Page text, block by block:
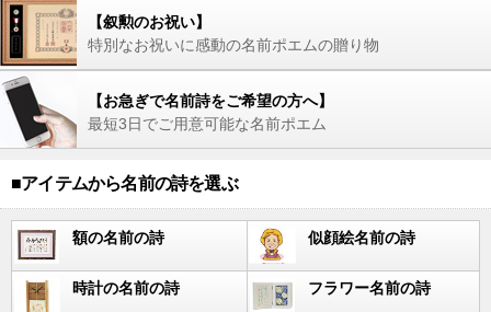
【叙勲のお祝い】
特別なお祝いに感動の名前ポエムの贈り物
【お急ぎで名前詩をご希望の方へ】
最短3日でご用意可能な名前ポエム
■アイテムから名前の詩を選ぶ
額の名前の詩 似顔絵名前の詩
時計の名前の詩 フラワー名前の詩